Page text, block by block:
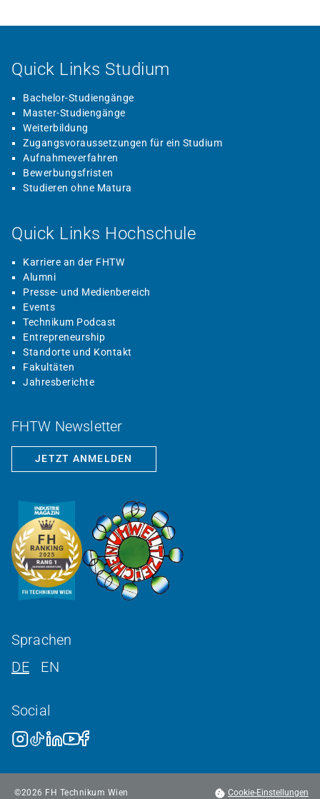
Quick Links Studium
Bachelor-Studiengänge
Master-Studiengänge
Weiterbildung
Zugangsvoraussetzungen für ein Studium
Aufnahmeverfahren
Bewerbungsfristen
Studieren ohne Matura
Quick Links Hochschule
Karriere an der FHTW
Alumni
Presse- und Medienbereich
Events
Technikum Podcast
Entrepreneurship
Standorte und Kontakt
Fakultäten
Jahresberichte
FHTW Newsletter
JETZT ANMELDEN
Sprachen
DE
EN
Social
©2026 FH Technikum Wien Cookie-Einstellungen